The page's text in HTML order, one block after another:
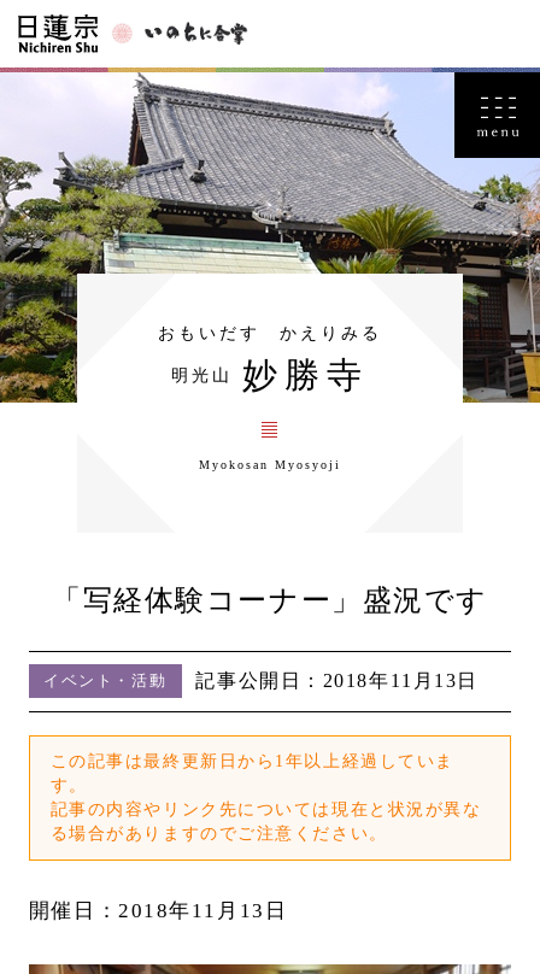
おもいだす かえりみる
明光山 妙勝寺
Myokosan Myosyoji
「写経体験コーナー」盛況です
イベント・活動 記事公開日： 2018年11月13日
この記事は最終更新日から1年以上経過していま
す。
記事の内容やリンク先については現在と状況が異な
る場合がありますのでご注意ください。
開催日：2018年11月13日